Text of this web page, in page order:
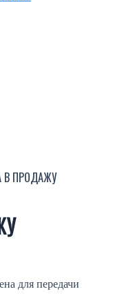
В ПРОДАЖУ
для передачи